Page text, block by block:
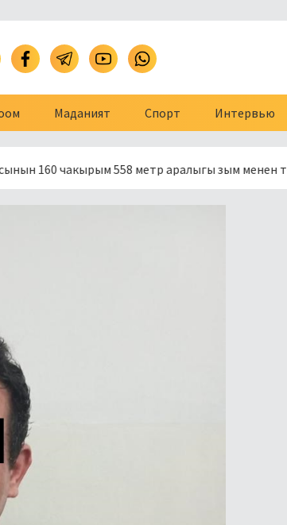
Маданият Спорт Интервью
558 метр аралыгы зым менен тосулду